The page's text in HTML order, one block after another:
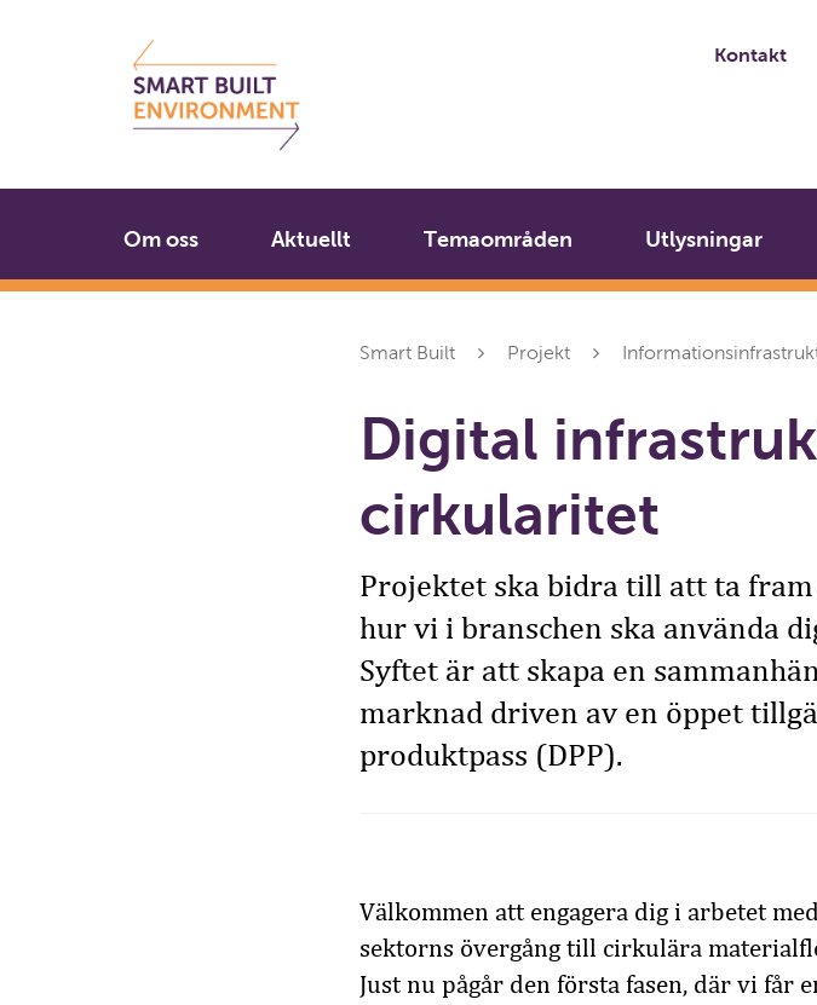
Kontakt
Om oss Aktuellt Temaområden Utlysningar
Smart Built Projekt
Digital
cirkularitet
Projektet ska bidra till att ta
hur vi i branschen ska använda
Syftet är att skapa en
marknad driven av en öppet
produktpass (DPP).
Välkommen att engagera dig i arbetet med
sektorns övergång till cirkulära
Just nu pågår den första fasen, där vi får